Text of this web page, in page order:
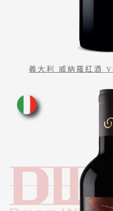
義大利 威納羅紅酒